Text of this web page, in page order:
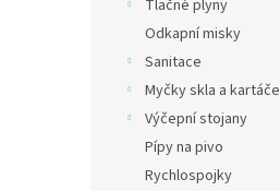
Tlačné plyny
Odkapní misky
Sanitace
Myčky skla a kartáče
Výčepní stojany
Pípy na pivo
Rychlospojky